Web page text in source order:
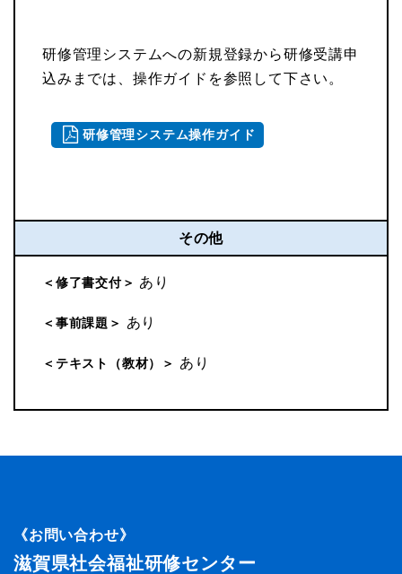
研修管理システムへの新規登録から研修受講申
込みまでは、操作ガイドを参照して下さい。
研修管理システム操作ガイド
その他
＜修了書交付＞ あり
＜事前課題＞ あり
＜テキスト（教材）＞ あり
《お問い合わせ》
滋賀県社会福祉研修センター